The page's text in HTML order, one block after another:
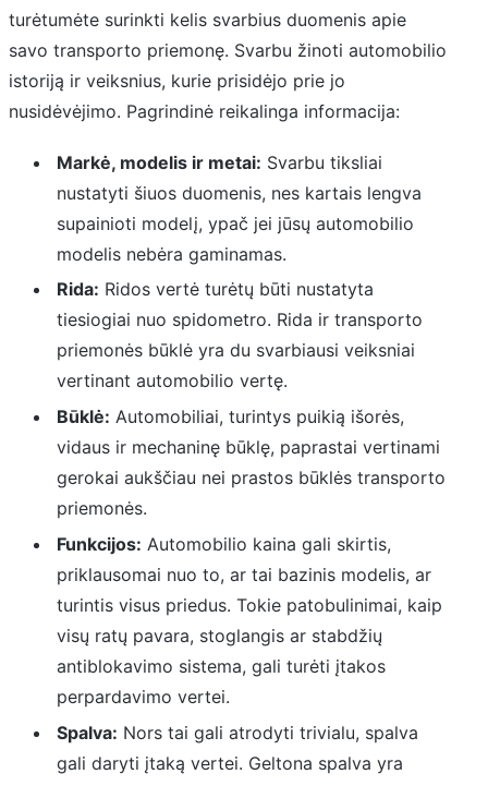
turėtumėte surinkti kelis svarbius duomenis apie
savo transporto priemonę. Svarbu žinoti automobilio
istoriją ir veiksnius, kurie prisidėjo prie jo
nusidėvėjimo. Pagrindinė reikalinga informacija:
Markė, modelis ir metai: Svarbu tiksliai
nustatyti šiuos duomenis, nes kartais lengva
supainioti modelį, ypač jei jūsų automobilio
modelis nebėra gaminamas.
Rida: Ridos vertė turėtų būti nustatyta
tiesiogiai nuo spidometro. Rida ir transporto
priemonės būklė yra du svarbiausi veiksniai
vertinant automobilio vertę.
Būklė: Automobiliai, turintys puikią išorės,
vidaus ir mechaninę būklę, paprastai vertinami
gerokai aukščiau nei prastos būklės transporto
priemonės.
Funkcijos: Automobilio kaina gali skirtis,
priklausomai nuo to, ar tai bazinis modelis, ar
turintis visus priedus. Tokie patobulinimai, kaip
visų ratų pavara, stoglangis ar stabdžių
antiblokavimo sistema, gali turėti įtakos
perpardavimo vertei.
Spalva: Nors tai gali atrodyti trivialu, spalva
gali daryti įtaką vertei. Geltona spalva yra